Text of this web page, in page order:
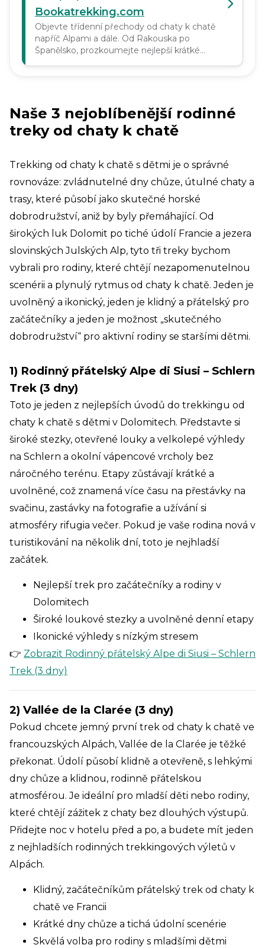
Bookatrekking.com
Objevte třídenní přechody od chaty k chatě
napříč Alpami a dále. Od Rakouska po
Španělsko, prozkoumejte nejlepší krátké
Naše 3 nejoblíbenější rodinné
treky od chaty k chatě
Trekking od chaty k chatě s dětmi je o správné
rovnováze: zvládnutelné dny chůze, útulné chaty a
trasy, které působí jako skutečné horské
dobrodružství, aniž by byly přemáhající. Od
širokých luk Dolomit po tiché údolí Francie a jezera
slovinských Julských Alp, tyto tři treky bychom
vybrali pro rodiny, které chtějí nezapomenutelnou
scenérii a plynulý rytmus od chaty k chatě. Jeden je
uvolněný a ikonický, jeden je klidný a přátelský pro
začátečníky a jeden je možnost „skutečného
dobrodružství“ pro aktivní rodiny se staršími dětmi.
1) Rodinný přátelský Alpe di Siusi – Schlern
Trek (3 dny)
Toto je jeden z nejlepších úvodů do trekkingu od
chaty k chatě s dětmi v Dolomitech. Představte si
široké stezky, otevřené louky a velkolepé výhledy
na Schlern a okolní vápencové vrcholy bez
náročného terénu. Etapy zůstávají krátké a
uvolněné, což znamená více času na přestávky na
svačinu, zastávky na fotografie a užívání si
atmosféry rifugia večer. Pokud je vaše rodina nová v
turistikování na několik dní, toto je nejhladší
začátek.
Nejlepší trek pro začátečníky a rodiny v
Dolomitech
Široké loukové stezky a uvolněné denní etapy
Ikonické výhledy s nízkým stresem
👉 Zobrazit Rodinný přátelský Alpe di Siusi – Schlern
Trek (3 dny)
2) Vallée de la Clarée (3 dny)
Pokud chcete jemný první trek od chaty k chatě ve
francouzských Alpách, Vallée de la Clarée je těžké
překonat. Údolí působí klidně a otevřeně, s lehkými
dny chůze a klidnou, rodinně přátelskou
atmosférou. Je ideální pro mladší děti nebo rodiny,
které chtějí zážitek z chaty bez dlouhých výstupů.
Přidejte noc v hotelu před a po, a budete mít jeden
z nejhladších rodinných trekkingových výletů v
Alpách.
Klidný, začátečníkům přátelský trek od chaty k
chatě ve Francii
Krátké dny chůze a tichá údolní scenérie
Skvělá volba pro rodiny s mladšími dětmi